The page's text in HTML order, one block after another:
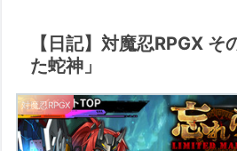
【日記】対魔忍RPGX
た蛇神」
対魔忍RPGX